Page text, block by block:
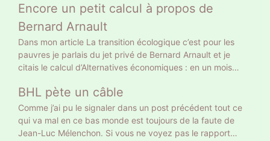
donnant une légitimité claire. » Gros mensonge. Le 10 avril
il a eu 9 783058 voix soit 27,85% des suffrages exprimés
et 20% des inscrits. Un Français sur 5 a approuvé son
projet tellement clair : retraite à 65 ans et allocataires du
RSA au turbin. Vous vous rappelez autre chose, vous ? Le
24 avril 18 768 639 électeurs ont voté Macron, le double.
Donc la moitié n’ont pas voté pour son projet mais pour
faire barrage à Marine Le Pen. Curieusement, sur les
chaînes d’info on commente, dans la presse écrite on
éditorialise. Peu ont pointé ce mensonge initial. Comment
faire confiance à quelqu’un qui ment dès la première
Encore un petit calcul à propos de
Bernard Arnault
Dans mon article La transition écologique c’est pour les
pauvres je parlais du jet privé de Bernard Arnault et je
citais le calcul d’Alternatives économiques : en un mois
Français moyen en 18 ans. On peut calculer autrement. 18
ans ce sont 216 mois. Donc Bernard Arnault a la même
empreinte carbone que 216 Français moyens. Et encore on
ne parle que de son jet privé. Ni de son yacht privé de 101
BHL pète un câble
Comme j’ai pu le signaler dans un post précédent tout ce
qui va mal en ce bas monde est toujours de la faute de
Jean-Luc Mélenchon. Si vous ne voyez pas le rapport